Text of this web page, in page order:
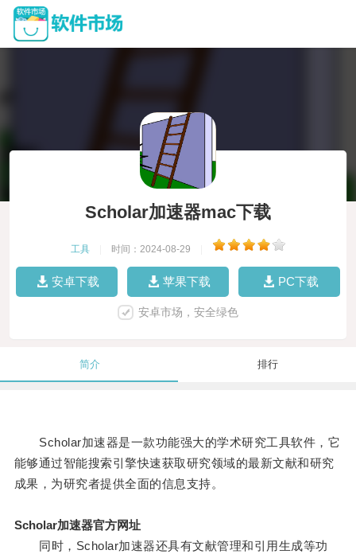
Scholar加速器mac下载
工具 时间：2024-08-29
安卓下载 苹果下载 PC下载
安卓市场，安全绿色
简介 排行
Scholar加速器是一款功能强大的学术研究工具软件，它
能够通过智能搜索引擎快速获取研究领域的最新文献和研究
成果，为研究者提供全面的信息支持。
Scholar加速器官方网址
同时，Scholar加速器还具有文献管理和引用生成等功